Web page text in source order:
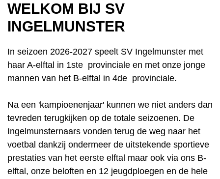
WELKOM BIJ SV
INGELMUNSTER
In seizoen 2026-2027 speelt SV Ingelmunster met
haar A-elftal in 1ste provinciale en met onze jonge
mannen van het B-elftal in 4de provinciale.
Na een 'kampioenenjaar' kunnen we niet anders dan
tevreden terugkijken op de totale seizoenen. De
Ingelmunsternaars vonden terug de weg naar het
voetbal dankzij ondermeer de uitstekende sportieve
prestaties van het eerste elftal maar ook via ons B-
elftal, onze beloften en 12 jeugdploegen en de hele